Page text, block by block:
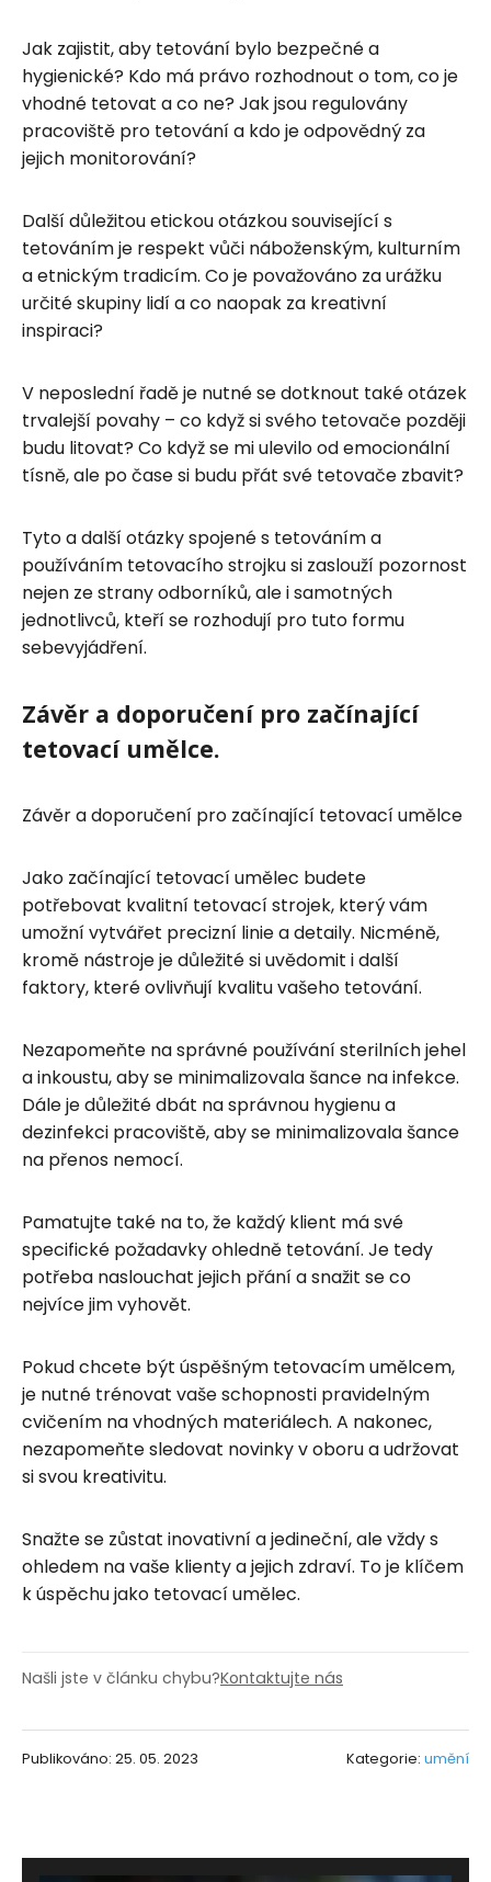
Jak zajistit, aby tetování bylo bezpečné a
hygienické? Kdo má právo rozhodnout o tom, co je
vhodné tetovat a co ne? Jak jsou regulovány
pracoviště pro tetování a kdo je odpovědný za
jejich monitorování?
Další důležitou etickou otázkou související s
tetováním je respekt vůči náboženským, kulturním
a etnickým tradicím. Co je považováno za urážku
určité skupiny lidí a co naopak za kreativní
inspiraci?
V neposlední řadě je nutné se dotknout také otázek
trvalejší povahy – co když si svého tetovače později
budu litovat? Co když se mi ulevilo od emocionální
tísně, ale po čase si budu přát své tetovače zbavit?
Tyto a další otázky spojené s tetováním a
používáním tetovacího strojku si zaslouží pozornost
nejen ze strany odborníků, ale i samotných
jednotlivců, kteří se rozhodují pro tuto formu
sebevyjádření.
Závěr a doporučení pro začínající
tetovací umělce.
Závěr a doporučení pro začínající tetovací umělce
Jako začínající tetovací umělec budete
potřebovat kvalitní tetovací strojek, který vám
umožní vytvářet precizní linie a detaily. Nicméně,
kromě nástroje je důležité si uvědomit i další
faktory, které ovlivňují kvalitu vašeho tetování.
Nezapomeňte na správné používání sterilních jehel
a inkoustu, aby se minimalizovala šance na infekce.
Dále je důležité dbát na správnou hygienu a
dezinfekci pracoviště, aby se minimalizovala šance
na přenos nemocí.
Pamatujte také na to, že každý klient má své
specifické požadavky ohledně tetování. Je tedy
potřeba naslouchat jejich přání a snažit se co
nejvíce jim vyhovět.
Pokud chcete být úspěšným tetovacím umělcem,
je nutné trénovat vaše schopnosti pravidelným
cvičením na vhodných materiálech. A nakonec,
nezapomeňte sledovat novinky v oboru a udržovat
si svou kreativitu.
Snažte se zůstat inovativní a jedineční, ale vždy s
ohledem na vaše klienty a jejich zdraví. To je klíčem
k úspěchu jako tetovací umělec.
Našli jste v článku chybu?Kontaktujte nás
Publikováno: 25. 05. 2023 Kategorie: umění